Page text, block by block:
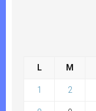
L M
1 2